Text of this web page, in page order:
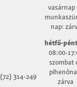
vasárnap
nap:
(72) 314-249
hétfő-
08:00-
szombat
zárva